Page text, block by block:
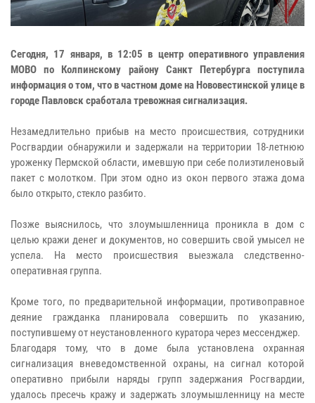
Сегодня, 17 января, в 12:05 в центр оперативного управления
МОВО по Колпинскому району Санкт Петербурга поступила
информация о том, что в частном доме на Нововестинской улице в
городе Павловск сработала тревожная сигнализация.
Незамедлительно прибыв на место происшествия, сотрудники
Росгвардии обнаружили и задержали на территории 18-летнюю
уроженку Пермской области, имевшую при себе полиэтиленовый
пакет с молотком. При этом одно из окон первого этажа дома
было открыто, стекло разбито.
Позже выяснилось, что злоумышленница проникла в дом с
целью кражи денег и документов, но совершить свой умысел не
успела. На место происшествия выезжала следственно-
оперативная группа.
Кроме того, по предварительной информации, противоправное
деяние гражданка планировала совершить по указанию,
поступившему от неустановленного куратора через мессенджер.
Благодаря тому, что в доме была установлена охранная
сигнализация вневедомственной охраны, на сигнал которой
оперативно прибыли наряды групп задержания Росгвардии,
удалось пресечь кражу и задержать злоумышленницу на месте